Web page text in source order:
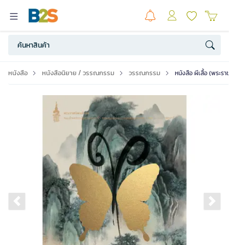
หนังสือ หนังสือนิยาย / วรรณกรรม วรรณกรรม หนังสือ ผีเสื้อ (พระร
Previous slide